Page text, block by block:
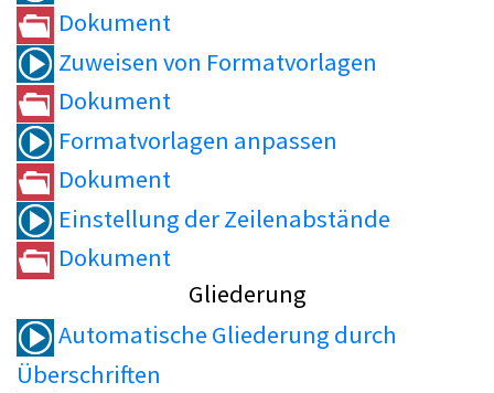
Dokument
Zuweisen von Formatvorlagen
Dokument
Formatvorlagen anpassen
Dokument
Einstellung der Zeilenabstände
Dokument
Gliederung
Automatische Gliederung durch
Überschriften